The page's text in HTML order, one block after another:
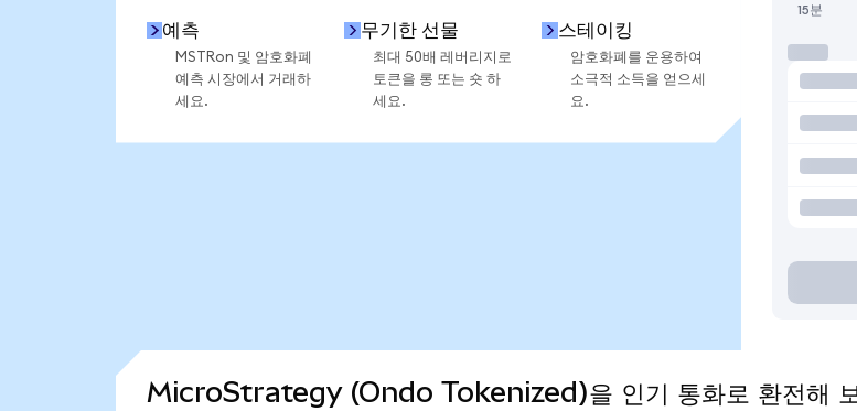
예측
MSTRon 및 암호화폐
예측 시장에서 거래하
세요.
무기한 선물
최대 50배 레버리지로
토큰을 롱 또는 숏 하
세요.
스테이킹
암호화폐를 운용하여
소극적 소득을 얻으세
요.
15분
MicroStrategy (Ondo Tokenized)을 인기 통화로 환전해